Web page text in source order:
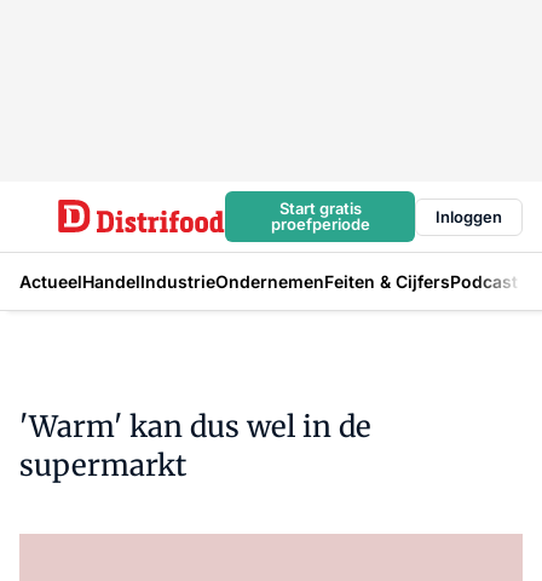
Start gratis
proefperiode
Inloggen
ActueelHandelIndustrieOndernemenFeiten & CijfersPodcast
'Warm' kan dus wel in de
supermarkt